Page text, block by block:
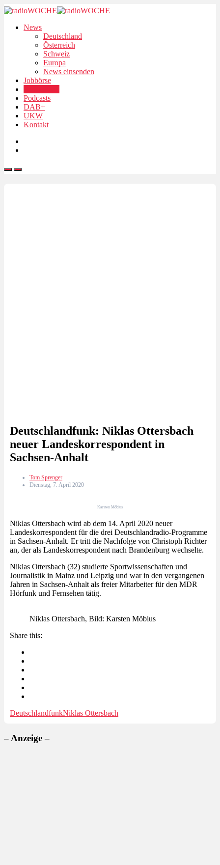
News
Deutschland
Österreich
Schweiz
Europa
News einsenden
Jobbörse
Podcasts
DAB+
UKW
Kontakt
Deutschlandfunk: Niklas Ottersbach
neuer Landeskorrespondent in
Sachsen-Anhalt
Tom Sprenger
Dienstag, 7. April 2020
Karsten Möbius
Niklas Ottersbach wird ab dem 14. April 2020 neuer
Landeskorrespondent für die drei Deutschlandradio-Programme
in Sachsen-Anhalt. Er tritt die Nachfolge von Christoph Richter
an, der als Landeskorrespondent nach Brandenburg wechselte.
Niklas Ottersbach (32) studierte Sportwissenschaften und
Journalistik in Mainz und Leipzig und war in den vergangenen
Jahren in Sachsen-Anhalt als freier Mitarbeiter für den MDR
Hörfunk und Fernsehen tätig.
Niklas Ottersbach, Bild: Karsten Möbius
Share this:
DeutschlandfunkNiklas Ottersbach
– Anzeige –